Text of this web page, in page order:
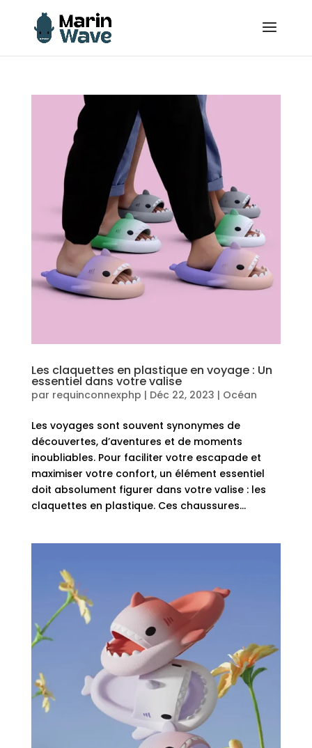
Les claquettes en plastique en voyage : Un
essentiel dans votre valise
par requinconnexphp | Déc 22, 2023 | Océan
Les voyages sont souvent synonymes de
découvertes, d’aventures et de moments
inoubliables. Pour faciliter votre escapade et
maximiser votre confort, un élément essentiel
doit absolument figurer dans votre valise : les
claquettes en plastique. Ces chaussures...